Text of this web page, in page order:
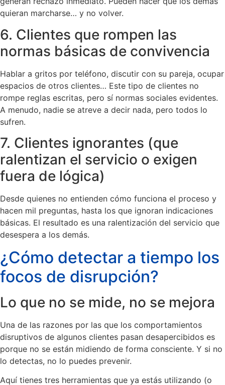
quieran marcharse… y no volver.
6. Clientes que rompen las
normas básicas de convivencia
Hablar a gritos por teléfono, discutir con su pareja, ocupar
espacios de otros clientes… Este tipo de clientes no
rompe reglas escritas, pero sí normas sociales evidentes.
A menudo, nadie se atreve a decir nada, pero todos lo
sufren.
7. Clientes ignorantes (que
ralentizan el servicio o exigen
fuera de lógica)
Desde quienes no entienden cómo funciona el proceso y
hacen mil preguntas, hasta los que ignoran indicaciones
básicas. El resultado es una ralentización del servicio que
desespera a los demás.
¿Cómo detectar a tiempo los
focos de disrupción?
Lo que no se mide, no se mejora
Una de las razones por las que los comportamientos
disruptivos de algunos clientes pasan desapercibidos es
porque no se están midiendo de forma consciente. Y si no
lo detectas, no lo puedes prevenir.
Aquí tienes tres herramientas que ya estás utilizando (o